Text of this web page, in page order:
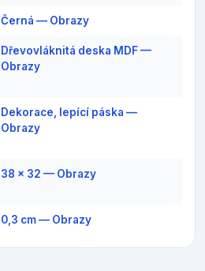
Černá — Obrazy
Dřevovláknitá deska MDF —
Obrazy
Dekorace, lepící páska —
Obrazy
38 x 32 — Obrazy
0,3 cm — Obrazy